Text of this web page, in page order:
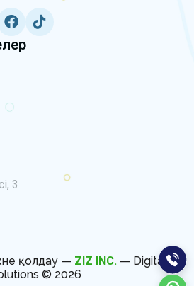
3
қолдау — ZIZ INC. — Digital IT
© 2026